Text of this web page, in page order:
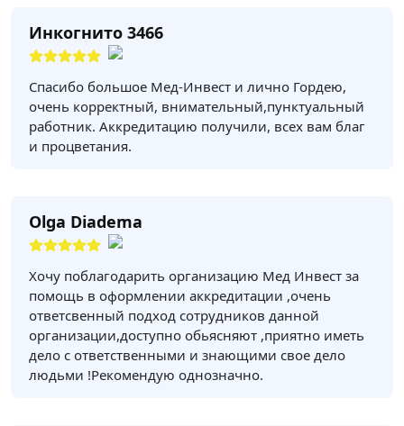
Инкогнито 3466
Спасибо большое Мед-Инвест и лично Гордею,
очень корректный, внимательный,пунктуальный
работник. Аккредитацию получили, всех вам благ
и процветания.
Olga Diadema
Хочу поблагодарить организацию Мед Инвест за
помощь в оформлении аккредитации ,очень
ответсвенный подход сотрудников данной
организации,доступно обьясняют ,приятно иметь
дело с ответственными и знающими свое дело
людьми !Рекомендую однозначно.